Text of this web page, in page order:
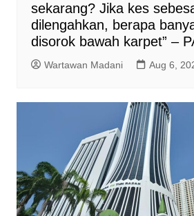
sekarang? Jika kes
dilengahkan, berapa
disorok bawah karpet” –
Wartawan Madani Aug 6,